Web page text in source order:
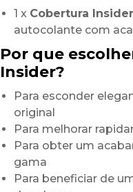
1 x Cobertura
autocolante com
Por que
Insider?
Para esconder
original
Para melhorar
Para obter um
gama
Para beneficiar de